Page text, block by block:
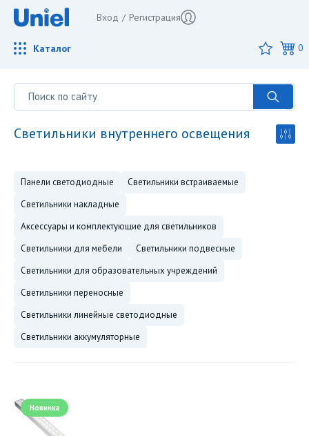
Вход / Регистрация
Каталог 0
светильники внутреннего освещения
панели светодиодные
светильники встраиваемые
светильники накладные
аксессуары и комплектующие для светильников
светильники для мебели
светильники подвесные
светильники для образовательных учреждений
светильники переносные
светильники линейные светодиодные
светильники аккумуляторные
Новинка